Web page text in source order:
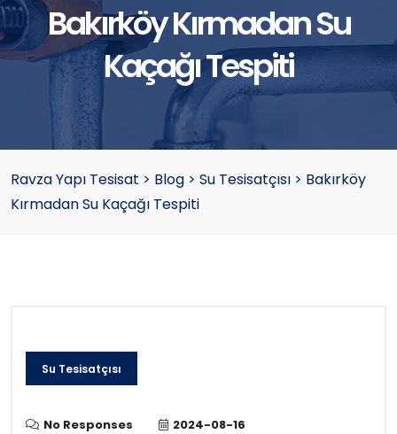
Bakırköy Kırmadan Su
Kaçağı Tespiti
Ravza Yapı Tesisat > Blog > Su Tesisatçısı > Bakırköy
Kırmadan Su Kaçağı Tespiti
Su Tesisatçısı
No Responses 2024-08-16